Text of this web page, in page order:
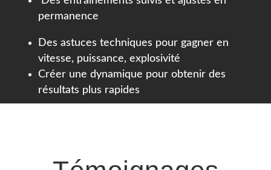
permanence
Des astuces techniques pour gagner en
vitesse, puissance, explosivité
Créer une dynamique pour obtenir des
résultats plus rapides